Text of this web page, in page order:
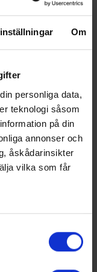
Om
personliga data,
teknologi såsom
på din
annonser och
åskådarinsikter
vilka som får
till flera meter